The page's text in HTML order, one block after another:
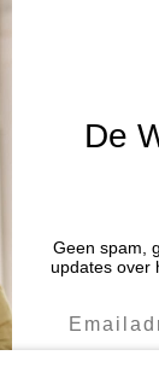
Blijf op de
voor de
De
Geen spam,
updates over